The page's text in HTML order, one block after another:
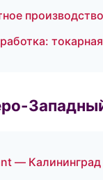
производство
— Калининград